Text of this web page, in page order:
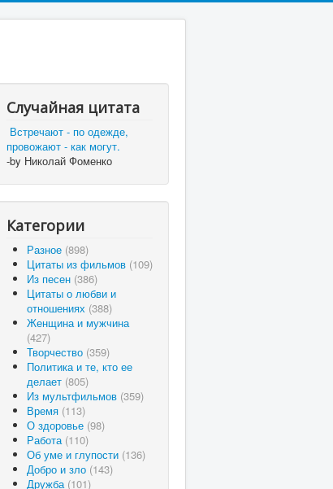
Случайная цитата
Встречают - по одежде,
провожают - как могут.
-by Николай Фоменко
Категории
Разное (898)
Цитаты из фильмов (109)
Из песен (386)
Цитаты о любви и
отношениях (388)
Женщина и мужчина
(427)
Творчество (359)
Политика и те, кто ее
делает (805)
Из мультфильмов (359)
Время (113)
О здоровье (98)
Работа (110)
Об уме и глупости (136)
Добро и зло (143)
Дружба (101)